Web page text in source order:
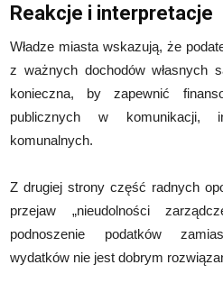
Reakcje i interpretacje
Władze miasta wskazują, że
z ważnych dochodów własnych
konieczna, by zapewnić
publicznych w komunikacji,
komunalnych.
Z drugiej strony część radnych
przejaw „nieudolności
podnoszenie podatków
wydatków nie jest dobrym